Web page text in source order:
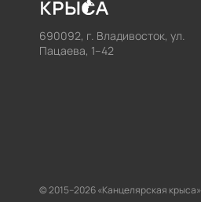
690092, г. Владивосток, ул.
Пацаева, 1–42
© 2015–2026 «Канцелярская крыса»